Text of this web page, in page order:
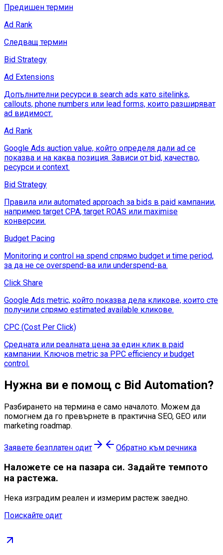
Предишен термин
Ad Rank
Следващ термин
Bid Strategy
Ad Extensions
Допълнителни ресурси в search ads като sitelinks,
callouts, phone numbers или lead forms, които разширяват
ad видимост.
Ad Rank
Google Ads auction value, който определя дали ad се
показва и на каква позиция. Зависи от bid, качество,
ресурси и context.
Bid Strategy
Правила или automated approach за bids в paid кампании,
например target CPA, target ROAS или maximise
конверсии.
Budget Pacing
Monitoring и control на spend спрямо budget и time period,
за да не се overspend-ва или underspend-ва.
Click Share
Google Ads metric, който показва дела кликове, които сте
получили спрямо estimated available кликове.
CPC (Cost Per Click)
Средната или реалната цена за един клик в paid
кампании. Ключов metric за PPC efficiency и budget
control.
Нужна ви е помощ с Bid Automation?
Разбирането на термина е само началото. Можем да
помогнем да го превърнете в практична SEO, GEO или
marketing roadmap.
Заявете безплатен одит Обратно към речника
Наложете се на пазара си. Задайте темпото
на растежа.
Нека изградим реален и измерим растеж заедно.
Поискайте одит